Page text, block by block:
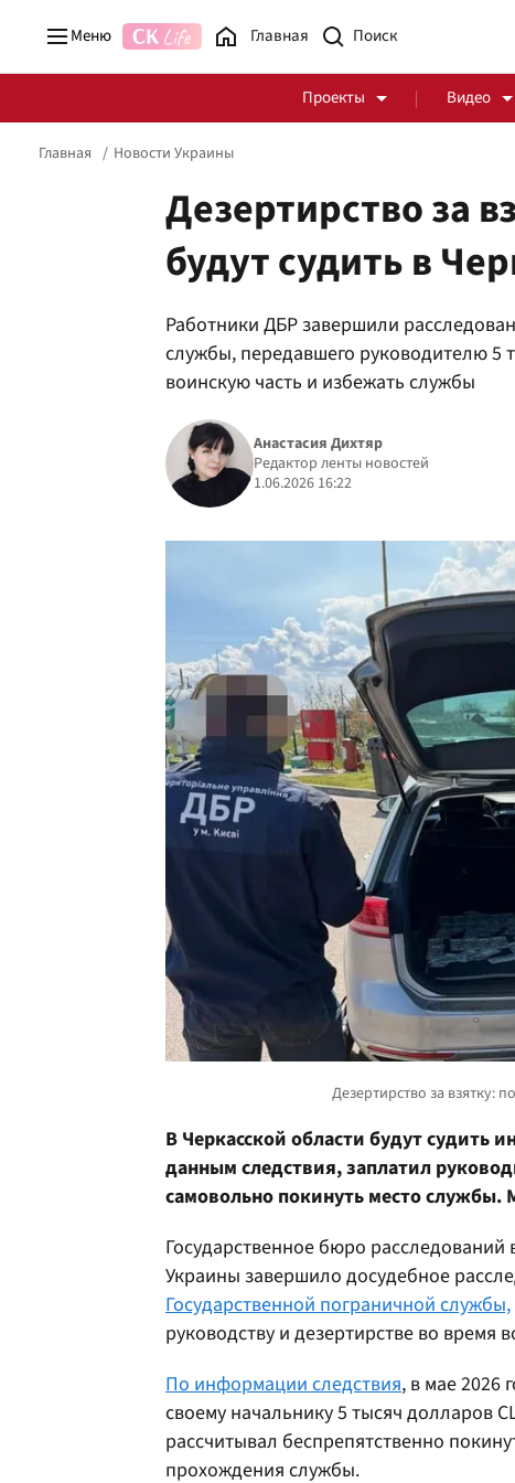
Меню Главная
Проекты Видео
Стоп Политической Коррупции Честные закупки
Здоровье
Главная Новости Украины
Дезертирство за
будут судить в
Работники ДБР завершили
службы, передавшего руководителю 5
воинскую часть и избежать службы
Анастасия Дихтяр
Редактор ленты новостей
1.06.2026 16:22
В Черкасской области будут судить
данным следствия, заплатил
самовольно покинуть место
Государственное бюро
Украины завершило досудебное
Государственной пограничной службы,
руководству и дезертирстве во время
По информации следствия, в мае 2026
своему начальнику 5 тысяч долларов
рассчитывал беспрепятственно
прохождения службы.